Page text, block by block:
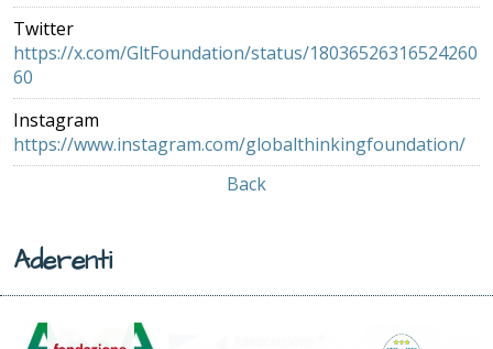
Twitter
https://x.com/GltFoundation/status/18036526316524260
60
Instagram
https://www.instagram.com/globalthinkingfoundation/
Back
Aderenti